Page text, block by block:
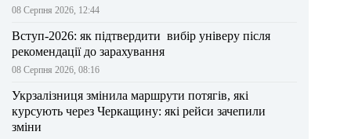
08 Серпня 2026, 12:44
Вступ-2026: як підтвердити вибір універу після
рекомендації до зарахування
08 Серпня 2026, 08:16
Укрзалізниця змінила маршрути потягів, які
курсують через Черкащину: які рейси зачепили
зміни